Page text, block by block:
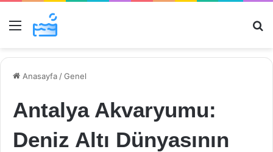
Menü
Anasayfa /Genel
Antalya Akvaryumu:
Deniz Altı Dünyasının